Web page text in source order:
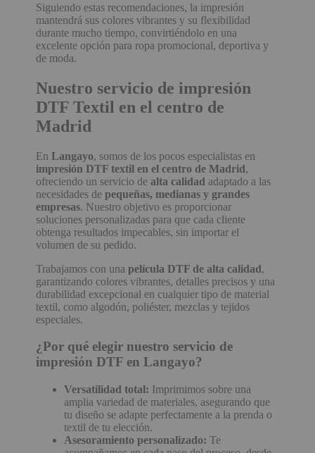
Siguiendo estas recomendaciones, la impresión
mantendrá sus colores vibrantes y su flexibilidad
durante mucho tiempo, convirtiéndolo en una
excelente opción para ropa promocional, deportiva y
de moda.
Nuestro servicio de impresión
DTF Textil en el centro de
Madrid
EnLangayo, somos de los pocos especialistas en
impresión DTF textil en el centro de Madrid,
ofreciendo un servicio dealta calidad adaptado a las
necesidades depequeñas, medianas y grandes
empresas. Nuestro objetivo es proporcionar
soluciones personalizadas para que cada cliente
obtenga resultados impecables, sin importar el
volumen de su pedido.
Trabajamos con unapelícula DTF de alta calidad,
garantizando colores vibrantes, detalles precisos y una
durabilidad excepcional en cualquier tipo de material
textil, como algodón, poliéster, mezclas y tejidos
especiales.
¿Por qué elegir nuestro servicio de
impresión DTF en Langayo?
Versatilidad total: Imprimimos sobre una
amplia variedad de materiales, asegurando que
tu diseño se adapte perfectamente a la prenda o
textil de tu elección.
Asesoramiento personalizado: Te